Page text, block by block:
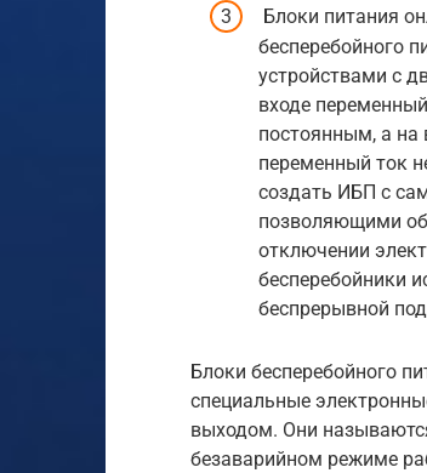
Блоки питания
бесперебойного
устройствами с
входе
постоянным, а на
переменный ток
создать ИБП с
позволяющими
отключении
бесперебойники
беспрерывной
Блоки бесперебойного
специальные
выходом. Они
безаварийном режиме